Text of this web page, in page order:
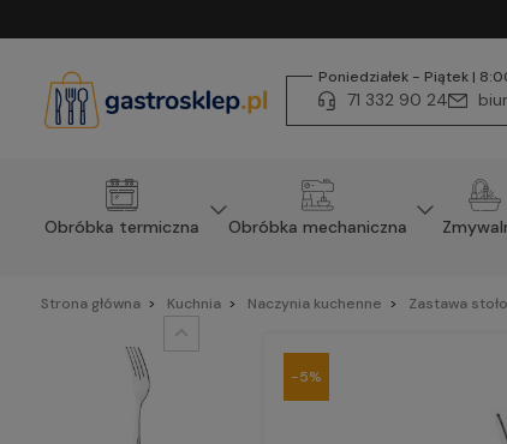
Poniedziałek - Piątek |
71 332 90 24
Obróbka termiczna Obróbka mechaniczna
Strona główna Kuchnia Naczynia kuchenne Zastawa
-5%